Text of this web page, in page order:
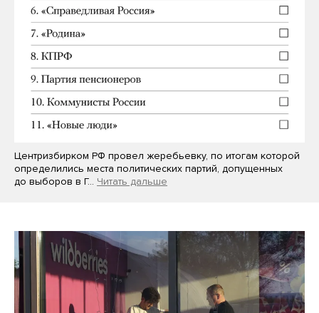
Центризбирком РФ провел жеребьевку, по итогам которой
определились места политических партий, допущенных
до выборов в Г… Читать дальше